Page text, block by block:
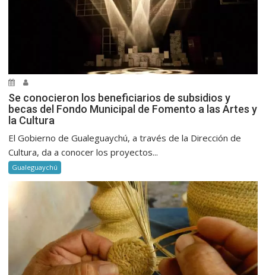
Se conocieron los beneficiarios de subsidios y
becas del Fondo Municipal de Fomento a las Artes y
la Cultura
El Gobierno de Gualeguaychú, a través de la Dirección de
Cultura, da a conocer los proyectos...
Gualeguaychú